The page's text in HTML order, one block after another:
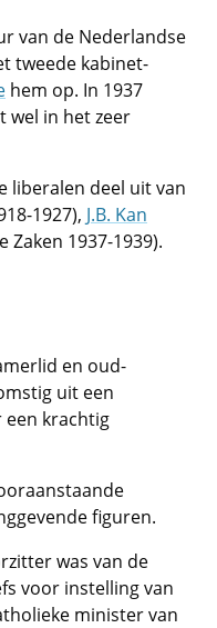
van de Nederlandse
tweede kabinet-
hem op. In 1937
wel in het zeer
liberalen deel uit van
1927), J.B. Kan
Zaken 1937-1939).
en oud-
uit een
een krachtig
figuren.
was van de
voor instelling van
minister van